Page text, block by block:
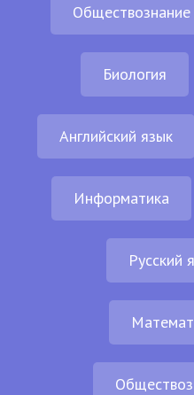
Обществознание
Биология
Английский язык
Информатика
Русский